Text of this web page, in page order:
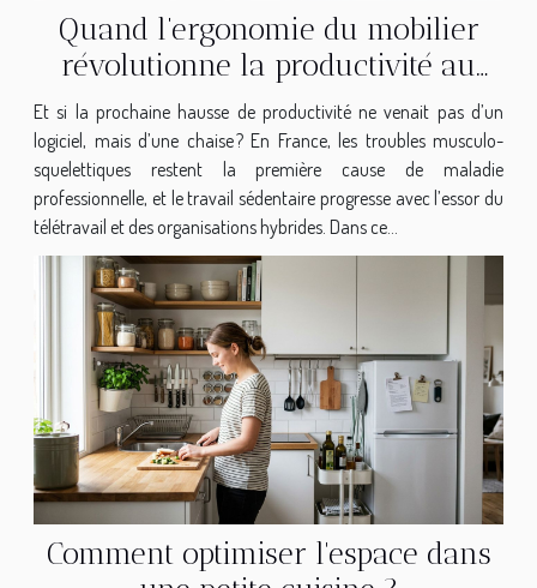
Quand l’ergonomie du mobilier
révolutionne la productivité au
bureau
Et si la prochaine hausse de productivité ne venait pas d’un
logiciel, mais d’une chaise ? En France, les troubles musculo-
squelettiques restent la première cause de maladie
professionnelle, et le travail sédentaire progresse avec l’essor du
télétravail et des organisations hybrides. Dans ce...
Comment optimiser l'espace dans